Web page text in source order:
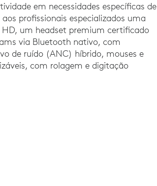
em necessidades específicas de
profissionais especializados uma
um headset premium certificado
via Bluetooth nativo, com
de ruído (ANC) híbrido, mouses e
com rolagem e digitação